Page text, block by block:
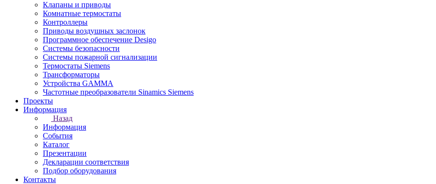
Клапаны и приводы
Комнатные термостаты
Контроллеры
Приводы воздушных заслонок
Программное обеспечение Desigo
Системы безопасности
Системы пожарной сигнализации
Термостаты Siemens
Трансформаторы
Устройства GAMMA
Частотные преобразователи Sinamics Siemens
Проекты
Информация
Назад
Информация
События
Каталог
Презентации
Декларации соответствия
Подбор оборудования
Контакты